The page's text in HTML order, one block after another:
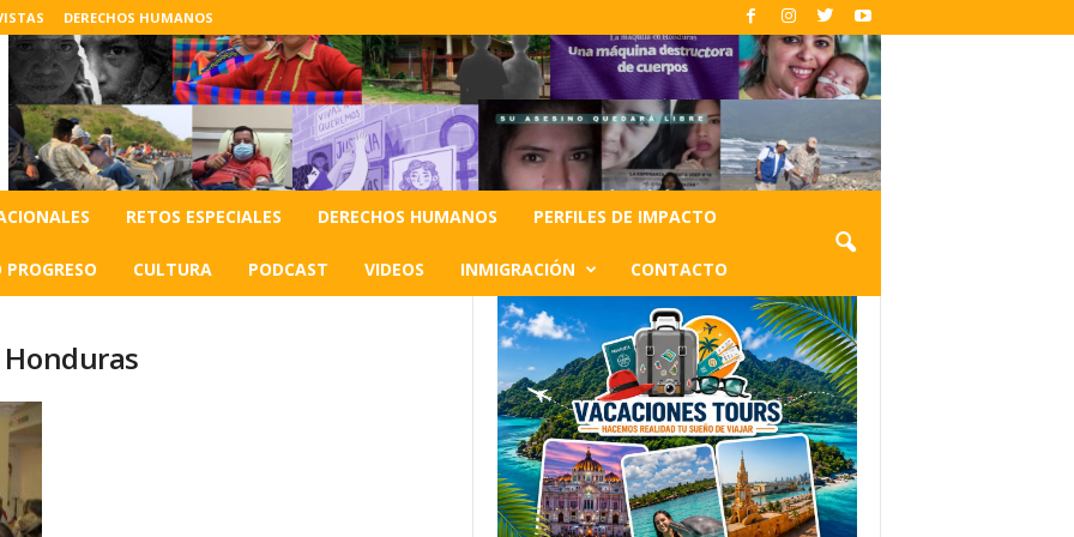
DERECHOS HUMANOS
RETOS ESPECIALES DERECHOS HUMANOS PERFILES DE IMPACTO
PROGRESO CULTURA PODCAST VIDEOS INMIGRACIÓN CONTACTO